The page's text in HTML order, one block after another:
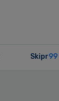
Skipr99